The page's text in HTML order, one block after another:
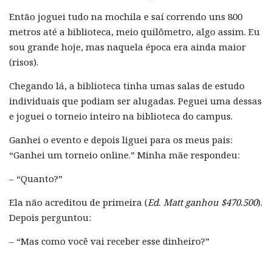
Então joguei tudo na mochila e saí correndo uns 800
metros até a biblioteca, meio quilômetro, algo assim. Eu
sou grande hoje, mas naquela época era ainda maior
(risos).
Chegando lá, a biblioteca tinha umas salas de estudo
individuais que podiam ser alugadas. Peguei uma dessas
e joguei o torneio inteiro na biblioteca do campus.
Ganhei o evento e depois liguei para os meus pais:
“Ganhei um torneio online.” Minha mãe respondeu:
– “Quanto?”
Ela não acreditou de primeira (Ed. Matt ganhou $470.500).
Depois perguntou:
– “Mas como você vai receber esse dinheiro?”